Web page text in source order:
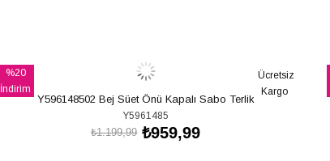
%20
İndirim
%20İndirim
Ücretsiz
Kargo
Y596148502 Bej Süet Önü Kapalı Sabo Terlik
Y5961485
₺959,99
₺1.199,99